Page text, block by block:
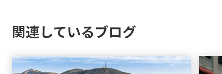
関連しているブログ